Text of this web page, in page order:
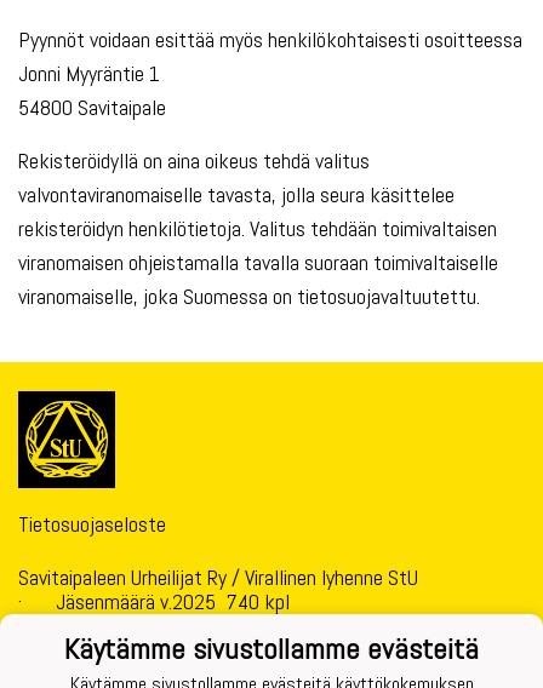
Pyynnöt voidaan esittää myös henkilökohtaisesti osoitteessa
Jonni Myyräntie 1
54800 Savitaipale
Rekisteröidyllä on aina oikeus tehdä valitus
valvontaviranomaiselle tavasta, jolla seura käsittelee
rekisteröidyn henkilötietoja. Valitus tehdään toimivaltaisen
viranomaisen ohjeistamalla tavalla suoraan toimivaltaiselle
viranomaiselle, joka Suomessa on tietosuojavaltuutettu.
Tietosuojaseloste
Savitaipaleen Urheilijat Ry / Virallinen lyhenne StU
· Jäsenmäärä v.2025 740 kpl
· Y-tunnus 1460147-2
· Pankkitilin Nro: FI32 5415 0040 0049 11
Käytämme sivustollamme evästeitä